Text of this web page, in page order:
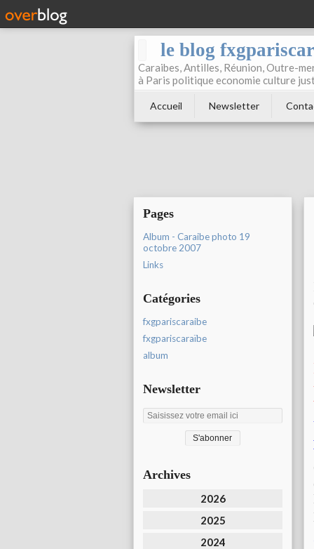
le blog
Caraibes, Antilles, Réunion, Outre-
à Paris politique economie culture
Accueil Newsletter
Pages
Album - Caraibe photo 19
octobre 2007
Links
Catégories
fxgpariscaraibe
fxgpariscaraïbe
album
Newsletter
Archives
2026
2025
2024